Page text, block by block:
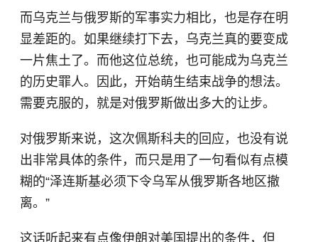
而乌克兰与俄罗斯的军事实力相比，也是存在明
显差距的。如果继续打下去，乌克兰真的要变成
一片焦土了。而他这位总统，也可能成为乌克兰
的历史罪人。因此，开始萌生结束战争的想法。
需要克服的，就是对俄罗斯做出多大的让步。
对俄罗斯来说，这次佩斯科夫的回应，也没有说
出非常具体的条件，而只是用了一句看似有点模
糊的“泽连斯基必须下令乌军从俄罗斯各地区撤
离。”
这话听起来有点像伊朗对美国提出的条件，但